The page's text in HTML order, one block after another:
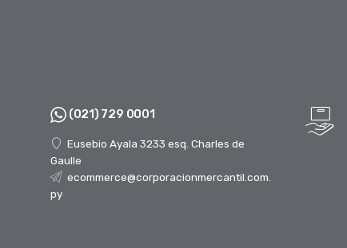
(021) 729 0001
Eusebio Ayala 3233 esq. Charles de
Gaulle
ecommerce@corporacionmercantil.com.
py